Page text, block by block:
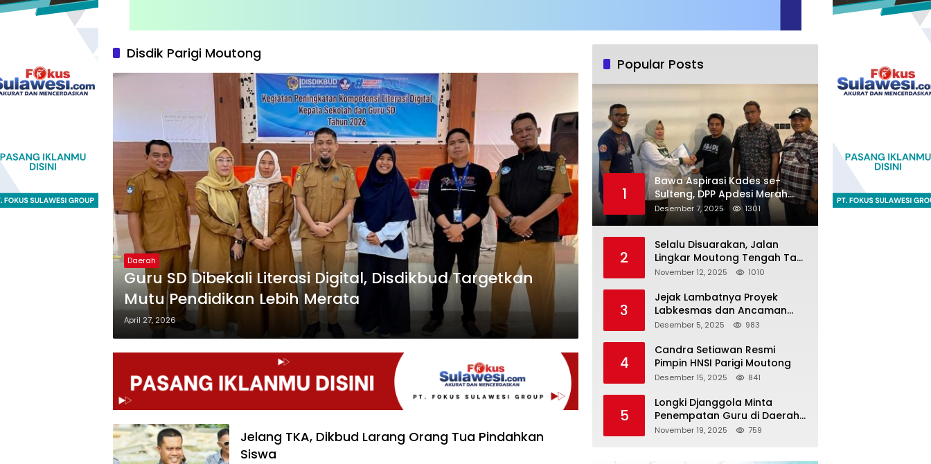
Disdik Parigi Moutong
Daerah
Guru SD Dibekali Literasi Digital, Disdikbud Targetkan
Mutu Pendidikan Lebih Merata
April 27, 2026
Jelang TKA, Dikbud Larang Orang Tua Pindahkan
Siswa
Popular Posts
1
Bawa Aspirasi Kades se-
Sulteng, DPP Apdesi Merah
Putih Temui Legislator Provinsi
Desember 7, 2025 1301
2
Selalu Disuarakan, Jalan
Lingkar Moutong Tengah Tak
Kunjung Dieksekusi
November 12, 2025 1010
3
Jejak Lambatnya Proyek
Labkesmas dan Ancaman
Pemutusan Kontrak
Desember 5, 2025 983
4
Candra Setiawan Resmi
Pimpin HNSI Parigi Moutong
Desember 15, 2025 841
5
Longki Djanggola Minta
Penempatan Guru di Daerah
3T Diserahkan ke Pemda
November 19, 2025 759